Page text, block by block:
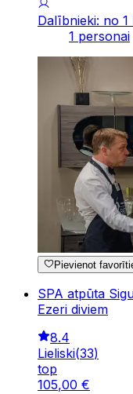
Dalībnieki: no
1 personai
Pievienot
SPA atpūta
Ezeri diviem
8.4
Lieliski(33)
top
105,00 €